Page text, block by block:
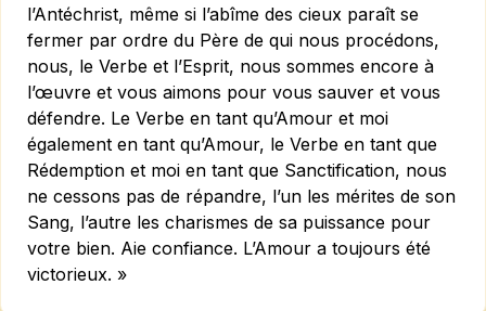
l’Antéchrist, même si l’abîme des cieux paraît se
fermer par ordre du Père de qui nous procédons,
nous, le Verbe et l’Esprit, nous sommes encore à
l’œuvre et vous aimons pour vous sauver et vous
défendre. Le Verbe en tant qu’Amour et moi
également en tant qu’Amour, le Verbe en tant que
Rédemption et moi en tant que Sanctification, nous
ne cessons pas de répandre, l’un les mérites de son
Sang, l’autre les charismes de sa puissance pour
votre bien. Aie confiance. L’Amour a toujours été
victorieux. »